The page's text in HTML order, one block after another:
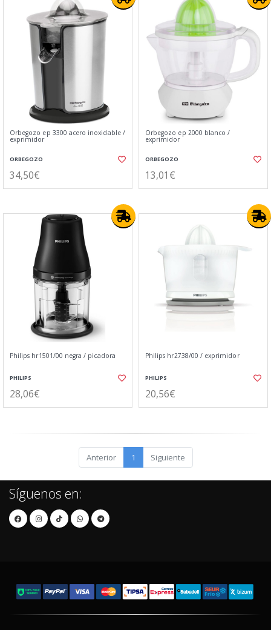
Orbegozo ep 3300 acero inoxidable /
exprimidor
ORBEGOZO
34,50€
Orbegozo ep 2000 blanco /
exprimidor
ORBEGOZO
13,01€
Philips hr1501/00 negra / picadora
PHILIPS
28,06€
Philips hr2738/00 / exprimidor
PHILIPS
20,56€
Anterior 1 Siguiente
Síguenos en: